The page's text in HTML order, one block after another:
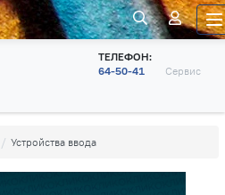
ТЕЛЕФОН:
64-50-41
Сервис
Устройства ввода